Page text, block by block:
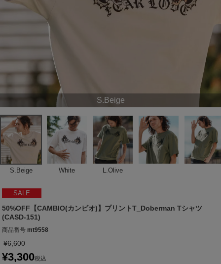
S.Beige
S.Beige White L.Olive
SALE
50%OFF【CAMBIO(カンビオ)】プリントT_Doberman Tシャツ
(CASD-151)
商品番号 mt9558
¥6,600
¥3,300税込